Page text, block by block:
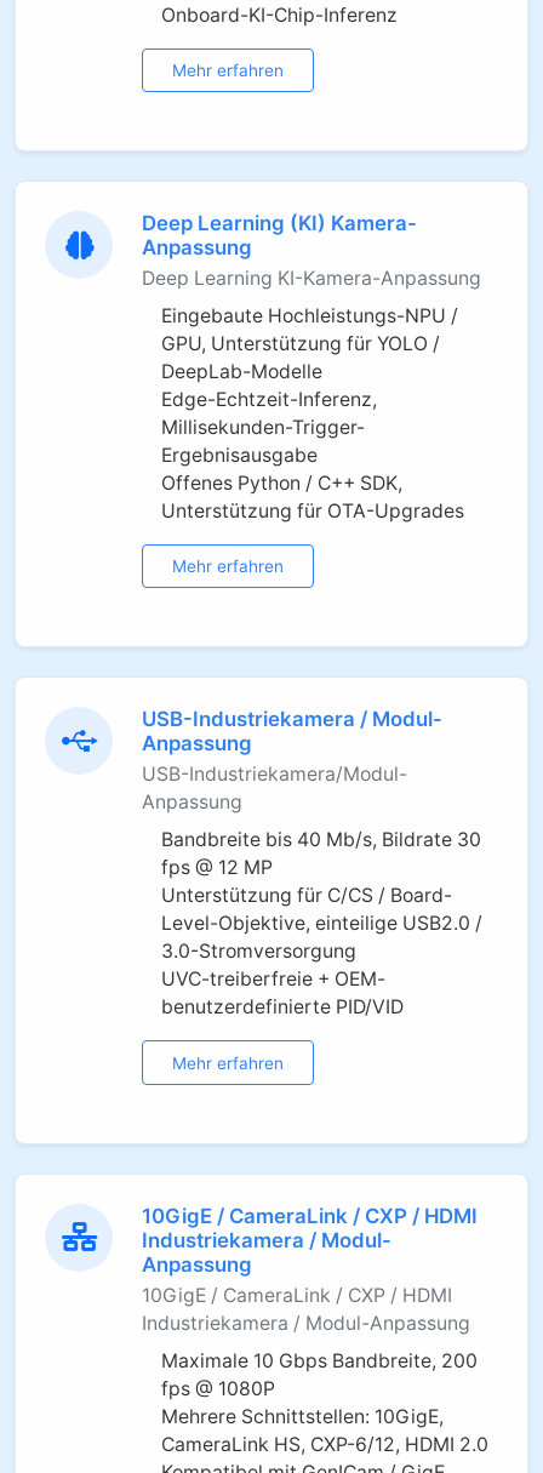
Onboard-KI-Chip-Inferenz
Mehr erfahren
Deep Learning (KI) Kamera-
Anpassung
Deep Learning KI-Kamera-Anpassung
Eingebaute Hochleistungs-NPU /
GPU, Unterstützung für YOLO /
DeepLab-Modelle
Edge-Echtzeit-Inferenz,
Millisekunden-Trigger-
Ergebnisausgabe
Offenes Python / C++ SDK,
Unterstützung für OTA-Upgrades
Mehr erfahren
USB-Industriekamera / Modul-
Anpassung
USB-Industriekamera/Modul-
Anpassung
Bandbreite bis 40 Mb/s, Bildrate 30
fps @ 12 MP
Unterstützung für C/CS / Board-
Level-Objektive, einteilige USB2.0 /
3.0-Stromversorgung
UVC-treiberfreie + OEM-
benutzerdefinierte PID/VID
Mehr erfahren
10GigE / CameraLink / CXP / HDMI
Industriekamera / Modul-
Anpassung
10GigE / CameraLink / CXP / HDMI
Industriekamera / Modul-Anpassung
Maximale 10 Gbps Bandbreite, 200
fps @ 1080P
Mehrere Schnittstellen: 10GigE,
CameraLink HS, CXP-6/12, HDMI 2.0